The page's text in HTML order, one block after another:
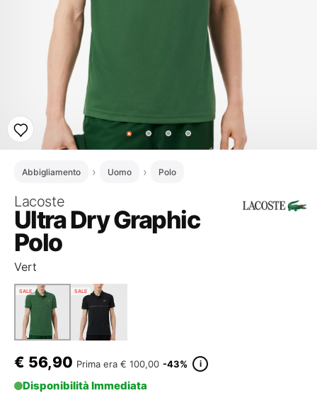
Abbigliamento Uomo Polo
Lacoste
Ultra Dry Graphic
Polo
Vert
SALE SALE
€ 56,90 Prima era € 100,00 -43% i
Disponibilità Immediata